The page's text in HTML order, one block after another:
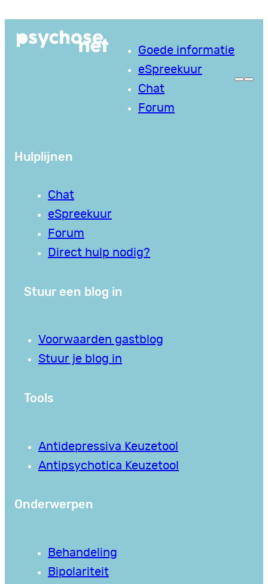
naar
Goede informatie
eSpreekuur
Chat
Forum
Hulplijnen
Chat
eSpreekuur
Forum
Direct hulp nodig?
Stuur een blog in
Voorwaarden gastblog
Stuur je blog in
Tools
Antidepressiva Keuzetool
Antipsychotica Keuzetool
Onderwerpen
Behandeling
Bipolariteit